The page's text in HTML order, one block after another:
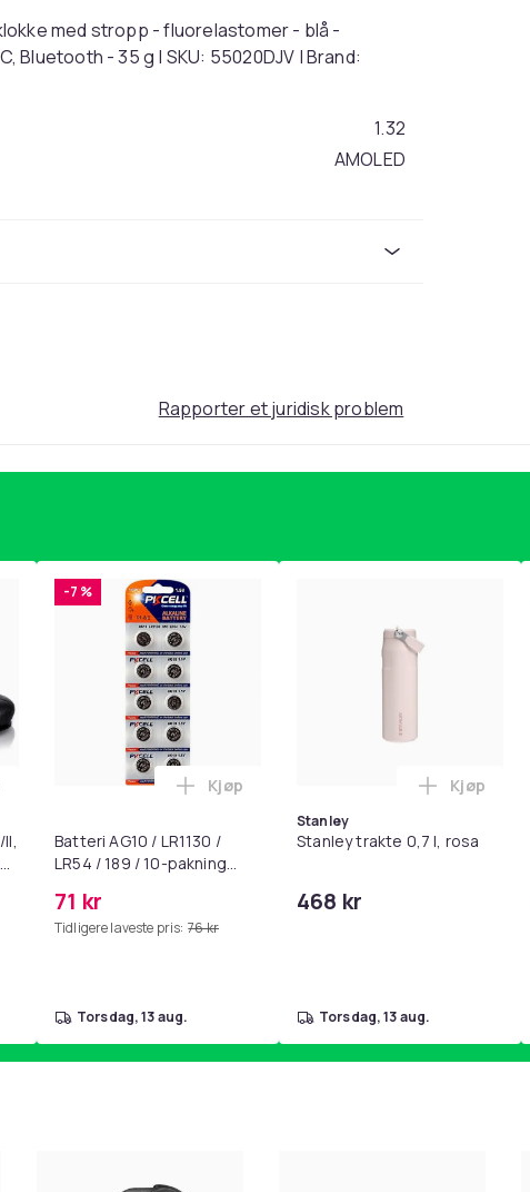
med stropp - fluorelastomer - blå -
Bluetooth - 35 g | SKU: 55020DJV | Brand:
1.32
AMOLED
Rapporter et juridisk problem
- mage- og kjernetrening, yoga og
Øreputer for Bose QC35 I/II, QC25, QC15, QC 2 AE 2, AE 2i, AE 2w,
-7 %
Batteri AG10 / LR1130 /
LR54 / 189 / 10-pakning
71 kr
Tidligere laveste pris: 76 kr
Legg Batteri AG10 / LR1130 / LR54 / 189
Kjøp
torsdag, 13 aug.
Stanley
Stanley trakte 0,7 l, rosa
468 kr
Legg
Kjøp
torsdag, 13 aug.